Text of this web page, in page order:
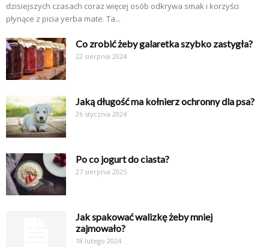
dzisiejszych czasach coraz więcej osób odkrywa smak i korzyści
płynące z picia yerba mate. Ta...
Co zrobić żeby galaretka szybko zastygła?
22 sierpnia 2024
Jaką długość ma kołnierz ochronny dla psa?
26 stycznia 2024
Po co jogurt do ciasta?
27 sierpnia 2025
Jak spakować walizkę żeby mniej
zajmowało?
18 lutego 2024